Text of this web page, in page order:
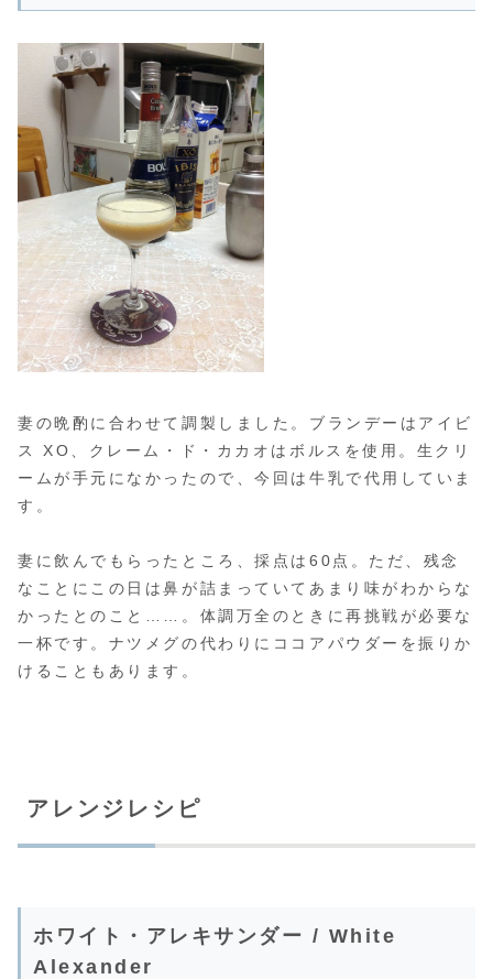
妻の晩酌に合わせて調製しました。ブランデーはアイビ
ス XO、クレーム・ド・カカオはボルスを使用。生クリ
ームが手元になかったので、今回は牛乳で代用していま
す。
妻に飲んでもらったところ、採点は60点。ただ、残念
なことにこの日は鼻が詰まっていてあまり味がわからな
かったとのこと……。体調万全のときに再挑戦が必要な
一杯です。ナツメグの代わりにココアパウダーを振りか
けることもあります。
アレンジレシピ
ホワイト・アレキサンダー / White
Alexander